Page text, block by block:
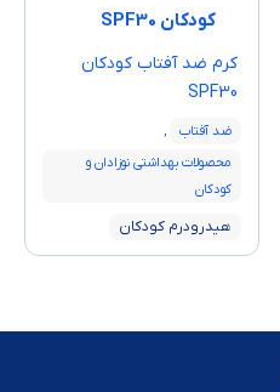
كرم ضد آفتاب کودکان
SPF30
ضد آفتاب
,
محصولات بهداشتی نوزادان و
کودکان
هیدرودرم کودکان